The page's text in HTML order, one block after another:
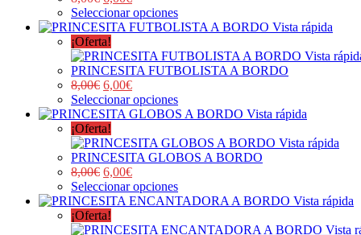
Seleccionar opciones
Vista rápida
¡Oferta!
Vista
PRINCESITA FUTBOLISTA A BORDO
8,00€ 6,00€
Seleccionar opciones
Vista rápida
¡Oferta!
Vista rápida
PRINCESITA GLOBOS A BORDO
8,00€ 6,00€
Seleccionar opciones
Vista rápida
¡Oferta!
Vista